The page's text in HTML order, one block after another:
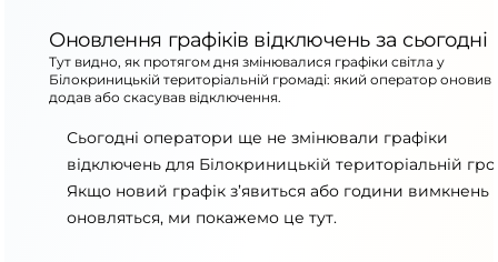
Оновлення графіків відключень за сьогодні
Тут видно, як протягом дня змінювалися графіки світла у
Білокриницькій територіальній громаді: який оператор оновив
додав або скасував відключення.
Сьогодні оператори ще не змінювали графіки
відключень для Білокриницькій територіальній
Якщо новий графік з’явиться або години вимкнень
оновляться, ми покажемо це тут.